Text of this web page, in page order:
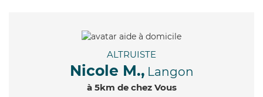
ALTRUISTE
Nicole M., Langon
à 5km de chez Vous